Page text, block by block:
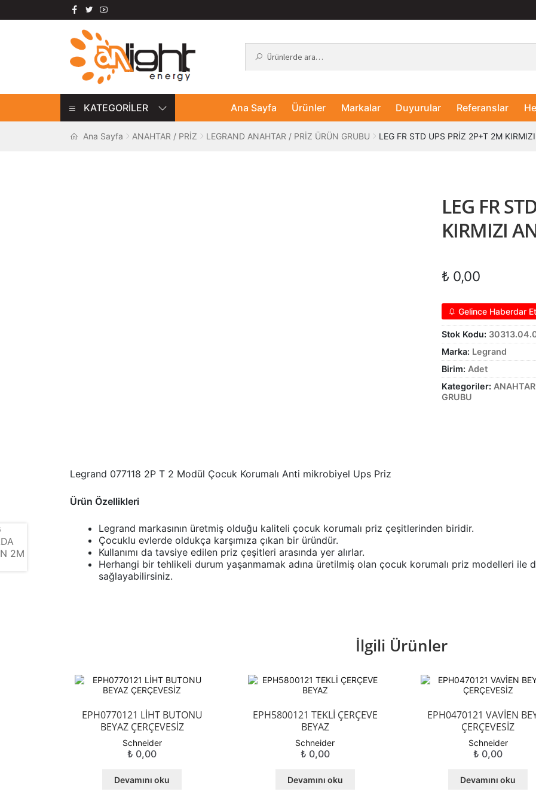
Dolaşıma
geç
İçeriğe
geç
KATEGORİLER Ana Sayfa Ürünler Markalar Duyurular Referanslar
Ana Sayfa ANAHTAR / PRİZ LEGRAND ANAHTAR / PRİZ ÜRÜN GRUBU LEG FR STD UPS PRİZ 2P+T 2M
LEG FR
KIRMIZI
₺ 0,00
Gelince Haberdar Et
Stok Kodu:
Marka: Legrand
Birim: Adet
Kategoriler:
GRUBU
Legrand 077118 2P T 2 Modül Çocuk Korumalı Anti mikrobiyel Ups Priz
Ürün Özellikleri
Legrand markasının üretmiş olduğu kaliteli çocuk korumalı priz çeşitlerinden biridir.
Çocuklu evlerde oldukça karşımıza çıkan bir üründür.
Kullanımı da tavsiye edilen priz çeşitleri arasında yer alırlar.
Herhangi bir tehlikeli durum yaşanmamak adına üretilmiş olan çocuk korumalı priz modelleri ile
sağlayabilirsiniz.
İlgili Ürünler
EPH0770121 LİHT BUTONU
BEYAZ ÇERÇEVESİZ
Schneider
₺ 0,00
Devamını oku
EPH5800121 TEKLİ ÇERÇEVE
BEYAZ
Schneider
₺ 0,00
Devamını oku
EPH0470121 VAVİEN
ÇERÇEVESİZ
Schneider
₺ 0,00
Devamını oku